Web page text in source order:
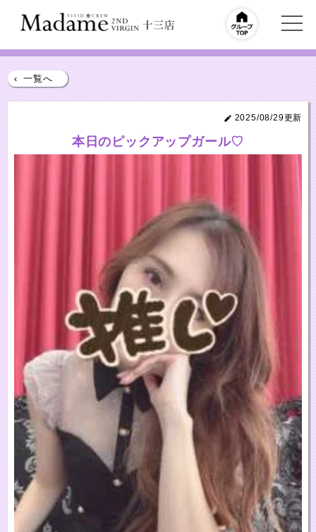
‹ 一覧へ
2025/08/29更新
本日のピックアップガール♡